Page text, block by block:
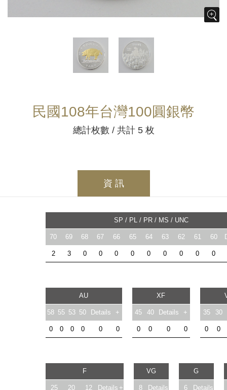
民國108年台灣100圓銀幣
總計枚數 / 共計 5 枚
資 訊
SP / PL / PR / MS / UNC
70 69 68 67 66 65 64 63 62 61 60
2 3 0 0 0 0 0 0 0 0 0
AU XF
58 55 53 50 Details + 45 40 Details + 35 30
0 0 0 0 0 0 0 0 0 0 0 0
F VG G
25 20 12 Details + 8 Details 6 Details